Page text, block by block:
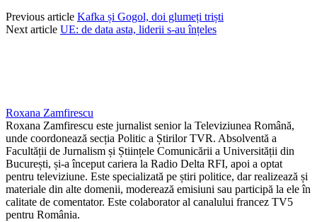
Previous article Kafka și Gogol, doi glumeți triști
Next article UE: de data asta, liderii s-au înțeles
Roxana Zamfirescu
Roxana Zamfirescu este jurnalist senior la Televiziunea Română,
unde coordonează secția Politic a Știrilor TVR. Absolventă a
Facultății de Jurnalism și Științele Comunicării a Universității din
București, și-a început cariera la Radio Delta RFI, apoi a optat
pentru televiziune. Este specializată pe știri politice, dar realizează și
materiale din alte domenii, moderează emisiuni sau participă la ele în
calitate de comentator. Este colaborator al canalului francez TV5
pentru România.